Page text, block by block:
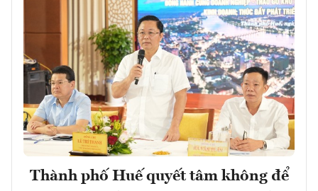
Thành phố Huế quyết tâm không để